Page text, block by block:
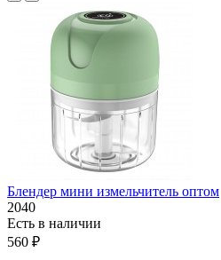
Блендер мини измельчитель оптом
2040
Есть в наличии
560 ₽